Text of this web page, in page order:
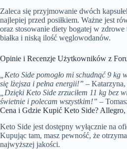
Zaleca się przyjmowanie dwóch
najlepiej przed posiłkiem. Ważne jest
oraz stosowanie diety bogatej w zdrowe
białka i niską ilość węglowodanów.
Opinie i Recenzje Użytkowników z
„Keto Side pomogło mi schudnąć 9 kg
się lżejsza i pełna energii!” – Katarzyna,
„Dzięki Keto Side zrzuciłem 11 kg bez
świetnie i polecam wszystkim!” –
Cena i Gdzie Kupić Keto Side? Allegro,
Keto Side jest dostępny wyłącznie na
Kupując tam, masz pewność, że
najwyższej jakości.